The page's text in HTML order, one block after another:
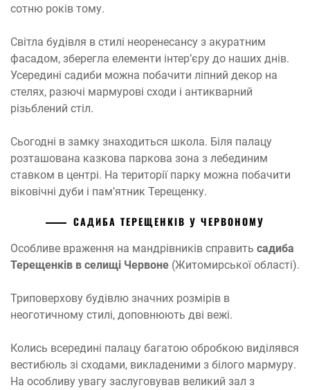
сотню років тому.
Світла будівля в стилі неоренесансу з акуратним
фасадом, зберегла елементи інтер’єру до наших днів.
Усередині садиби можна побачити ліпний декор на
стелях, разючі мармурові сходи і антикварний
різьблений стіл.
Сьогодні в замку знаходиться школа. Біля палацу
розташована казкова паркова зона з лебединим
ставком в центрі. На території парку можна побачити
віковічні дуби і пам’ятник Терещенку.
САДИБА ТЕРЕЩЕНКІВ У ЧЕРВОНОМУ
Особливе враження на мандрівників справить садиба
Терещенків в селищі Червоне (Житомирської області).
Триповерхову будівлю значних розмірів в
неоготичному стилі, доповнюють дві вежі.
Колись всередині палацу багатою обробкою виділявся
вестибюль зі сходами, викладеними з білого мармуру.
На особливу увагу заслуговував великий зал з